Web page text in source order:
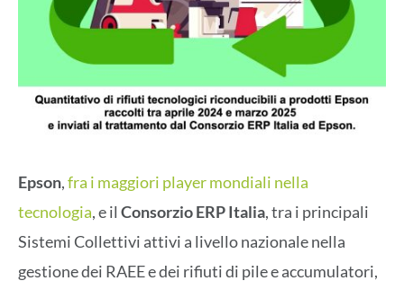
Epson,fra i maggiori player mondiali nella
tecnologia, e il Consorzio ERP Italia, tra i principali
Sistemi Collettivi attivi a livello nazionale nella
gestione dei RAEE e dei rifiuti di pile e accumulatori,